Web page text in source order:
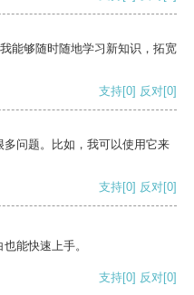
能够随时随地学习新知识，拓宽
支持[0] 反对[0]
问题。比如，我可以使用它来
支持[0] 反对[0]
能快速上手。
支持[0] 反对[0]